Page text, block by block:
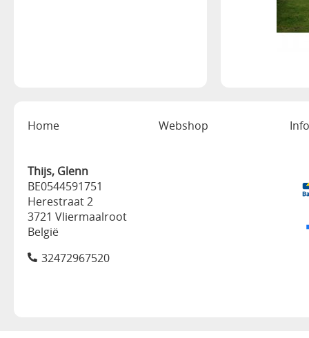
Home Webshop Info
Thijs, Glenn
BE0544591751
Herestraat 2
3721 Vliermaalroot
België
32472967520